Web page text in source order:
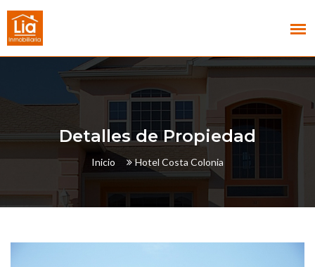
Detalles de Propiedad
Inicio Hotel Costa Colonia